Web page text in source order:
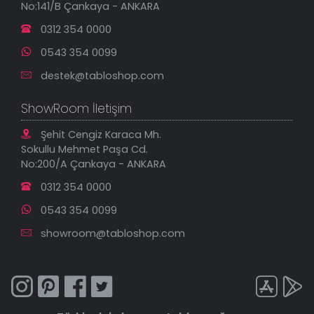
İndirimli Tablolar
No:141/B Çankaya - ANKARA
0312 354 0000
0543 354 0099
destek@tabloshop.com
ShowRoom İletişim
Şehit Cengiz Karaca Mh.
Sokullu Mehmet Paşa Cd.
No:200/A Çankaya - ANKARA
0312 354 0000
0543 354 0099
showroom@tabloshop.com